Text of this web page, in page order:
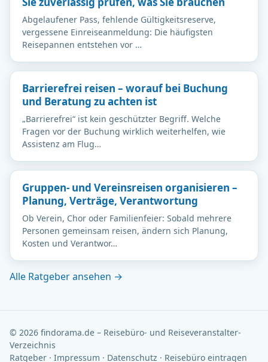
Abgelaufener Pass, fehlende Gültigkeitsreserve,
vergessene Einreiseanmeldung: Die häufigsten
Reisepannen entstehen vor …
Barrierefrei reisen – worauf bei Buchung
und Beratung zu achten ist
„Barrierefrei“ ist kein geschützter Begriff. Welche
Fragen vor der Buchung wirklich weiterhelfen, wie
Assistenz am Flug…
Gruppen- und Vereinsreisen organisieren –
Planung, Verträge, Verantwortung
Ob Verein, Chor oder Familienfeier: Sobald mehrere
Personen gemeinsam reisen, ändern sich Planung,
Kosten und Verantwor…
Alle Ratgeber ansehen →
© 2026 findorama.de – Reisebüro- und Reiseveranstalter-
Verzeichnis
Ratgeber · Impressum · Datenschutz · Reisebüro eintragen